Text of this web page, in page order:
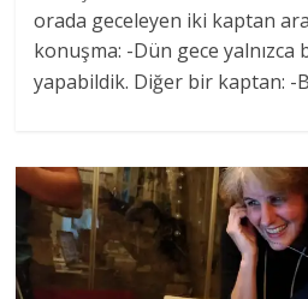
orada geceleyen iki kaptan
konuşma: -Dün gece yalnızca
yapabildik. Diğer bir kaptan: -